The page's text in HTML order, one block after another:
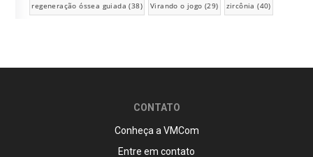
regeneração óssea guiada (38) Virando o jogo (29) zircônia (40)
CONTATO
Conheça a VMCom
Entre em contato